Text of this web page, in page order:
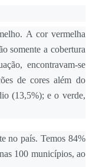
A cor vermelha
somente a cobertura
encontravam-se
de cores além do
(13,5%); e o verde,
no país. Temos 84%
100 municípios, ao